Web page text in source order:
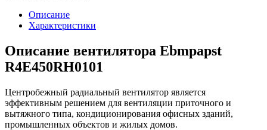
Описание
Характеристики
Описание вентилятора Ebmpapst
R4E450RH0101
Центробежный радиальный вентилятор является
эффективным решением для вентиляции приточного и
вытяжного типа, кондиционирования офисных зданий,
промышленных объектов и жилых домов.